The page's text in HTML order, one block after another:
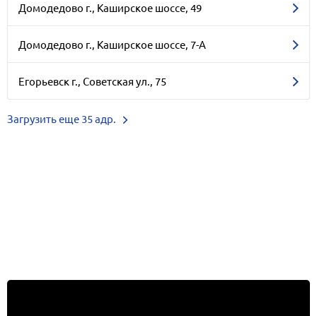
Домодедово г., Каширское шоссе, 49
Домодедово г., Каширское шоссе, 7-А
Егорьевск г., Советская ул., 75
Загрузить еще 35 адр.